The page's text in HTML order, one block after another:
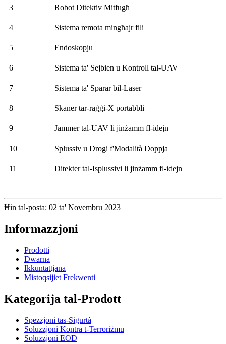
3 Robot Ditektiv Mitfugħ
4 Sistema remota mingħajr fili
5 Endoskopju
6 Sistema ta' Sejbien u Kontroll tal-UAV
7 Sistema ta' Sparar bil-Laser
8 Skaner tar-raġġi-X portabbli
9 Jammer tal-UAV li jinżamm fl-idejn
10 Splussiv u Drogi f'Modalità Doppja
11 Ditekter tal-Isplussivi li jinżamm fl-idejn
Ħin tal-posta: 02 ta' Novembru 2023
Informazzjoni
Prodotti
Dwarna
Ikkuntattjana
Mistoqsijiet Frekwenti
Kategorija tal-Prodott
Spezzjoni tas-Sigurtà
Soluzzjoni Kontra t-Terroriżmu
Soluzzjoni EOD